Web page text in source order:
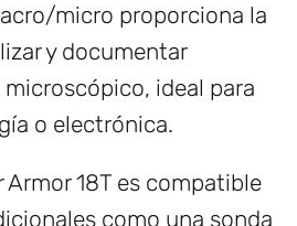
micro proporciona la
y documentar
ideal para
o electrónica.
Armor 18T es compatible
como una sonda